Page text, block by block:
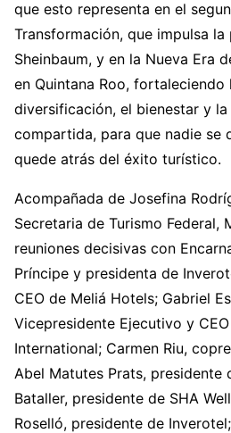
que esto representa en el
Transformación, que impulsa la
Sheinbaum, y en la Nueva Era
en Quintana Roo, fortaleciendo
diversificación, el bienestar y
compartida, para que nadie se
quede atrás del éxito turístico.
Acompañada de Josefina
Secretaria de Turismo Federal,
reuniones decisivas con
Príncipe y presidenta de
CEO de Meliá Hotels; Gabriel
Vicepresidente Ejecutivo y
International; Carmen Riu,
Abel Matutes Prats, presidente
Bataller, presidente de SHA
Roselló, presidente de